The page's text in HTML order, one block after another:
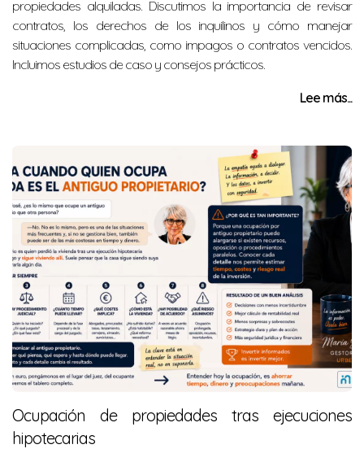
propiedades alquiladas. Discutimos la importancia de revisar
contratos, los derechos de los inquilinos y cómo manejar
situaciones complicadas, como impagos o contratos vencidos.
Incluimos estudios de caso y consejos prácticos.
Lee más...
Ocupación de propiedades tras ejecuciones
hipotecarias